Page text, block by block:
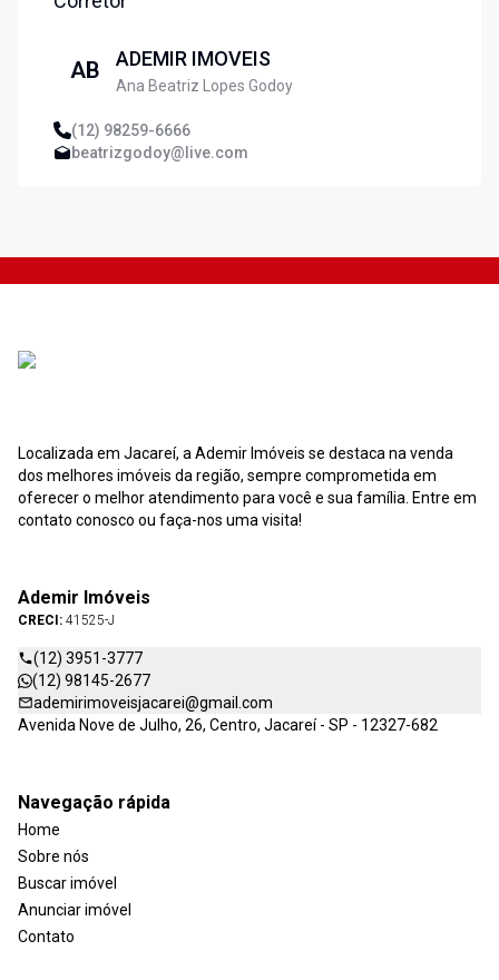
AB ADEMIR IMOVEIS
Ana Beatriz Lopes Godoy
(12) 98259-6666
beatrizgodoy@live.com
Localizada em Jacareí, a Ademir Imóveis se destaca na venda
dos melhores imóveis da região, sempre comprometida em
oferecer o melhor atendimento para você e sua família. Entre em
contato conosco ou faça-nos uma visita!
Ademir Imóveis
CRECI: 41525-J
(12) 3951-3777
(12) 98145-2677
ademirimoveisjacarei@gmail.com
Avenida Nove de Julho, 26, Centro, Jacareí - SP - 12327-682
Navegação rápida
Home
Sobre nós
Buscar imóvel
Anunciar imóvel
Contato